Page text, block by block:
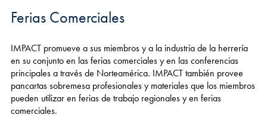
Ferias Comerciales
IMPACT promueve a sus miembros y a la industria de la herrería
en su conjunto en las ferias comerciales y en las conferencias
principales a través de Norteamérica. IMPACT también provee
pancartas sobremesa profesionales y materiales que los miembros
pueden utilizar en ferias de trabajo regionales y en ferias
comerciales.